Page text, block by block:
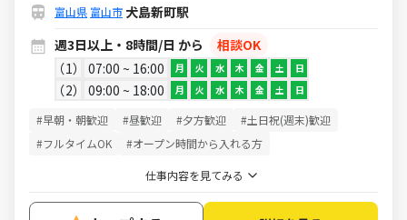
富山県 富山市 犬島新町駅
週3日以上・8時間/日 から
相談OK
1
07:00 ~ 16:00 月 火 水 木 金 土 日
2 09:00 ~ 18:00 月 火 水 木 金 土 日
#早朝・朝歓迎 #昼歓迎 #夕方歓迎
#土日祝(週末)歓迎
#フルタイムOK
#オープン時間から入れる方
仕事内容を見てみる